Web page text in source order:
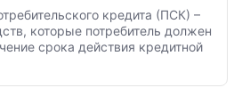
кредита (ПСК) –
которые потребитель должен
срока действия кредитной